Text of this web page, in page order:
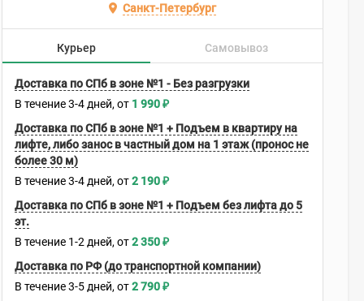
Санкт-Петербург
Курьер Самовывоз
Доставка по СПб в зоне №1 - Без разгрузки
В течение 3-4 дней 1 990₽
Доставка по СПб в зоне №1 + Подъем в квартиру на
лифте, либо занос в частный дом на 1 этаж (пронос не
более 30 м)
В течение 3-4 дней 2 190₽
Доставка по СПб в зоне №1 + Подъем без лифта до 5
эт.
В течение 1-2 дней 2 350₽
Доставка по РФ (до транспортной компании)
В течение 3-5 дней 2 790₽